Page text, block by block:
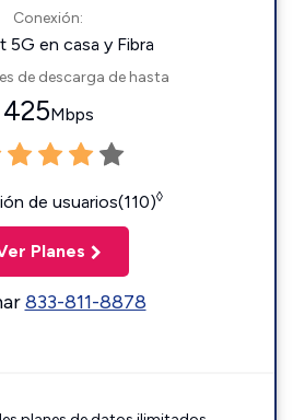
Conexión:
5G en casa y Fibra
de descarga de hasta
425Mbps
de usuarios(110)◊
Planes
833-811-8878